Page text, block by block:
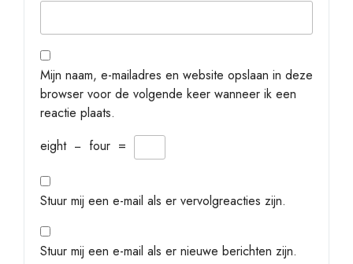
Mijn naam, e-mailadres en website opslaan in deze
browser voor de volgende keer wanneer ik een
reactie plaats.
eight − four =
Stuur mij een e-mail als er vervolgreacties zijn.
Stuur mij een e-mail als er nieuwe berichten zijn.